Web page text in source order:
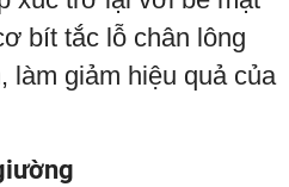
bít tắc lỗ chân lông
làm giảm hiệu quả của